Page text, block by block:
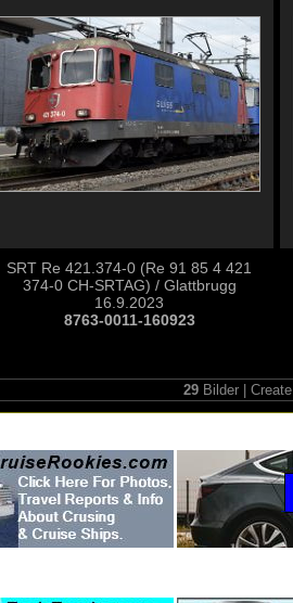
SRT Re 421.374-0 (Re 91 85 4 421
374-0 CH-SRTAG) / Glattbrugg
16.9.2023
8763-0011-160923
29Bilder | Create